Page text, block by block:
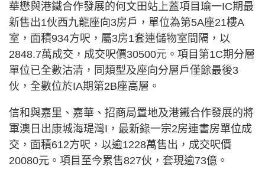
華懋與港鐵合作發展的何文田站上蓋項目瑜一IC期最
新售出1伙西九龍座向3房戶，單位為第5A座21樓A
室，面積934方呎，屬3房1套連儲物室間隔，以
2848.7萬成交，成交呎價30500元。項目第1C期分層
單位已全數沽清，同類型及座向分層戶僅餘最後3
伙，全數位於IA期第2B座高層。
信和與嘉里、嘉華、招商局置地及港鐵合作發展的將
軍澳日出康城海瑅灣I，最新錄一宗2房連書房單位成
交，面積612方呎，以逾1228萬售出，成交呎價
20080元。項目至今累售827伙，套現逾73億。